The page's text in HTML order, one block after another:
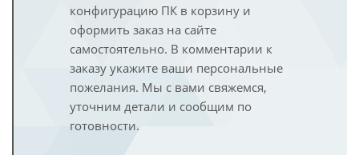
конфигурацию ПК в корзину и
оформить заказ на сайте
самостоятельно. В комментарии к
заказу укажите ваши персональные
пожелания. Мы с вами свяжемся,
уточним детали и сообщим по
готовности.